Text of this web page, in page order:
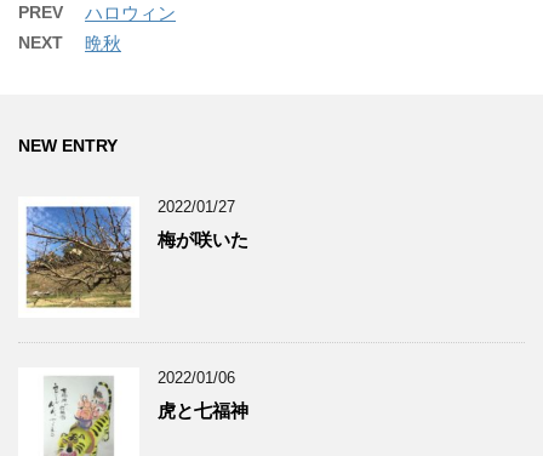
PREV ハロウィン
NEXT 晩秋
NEW ENTRY
2022/01/27
梅が咲いた
2022/01/06
虎と七福神